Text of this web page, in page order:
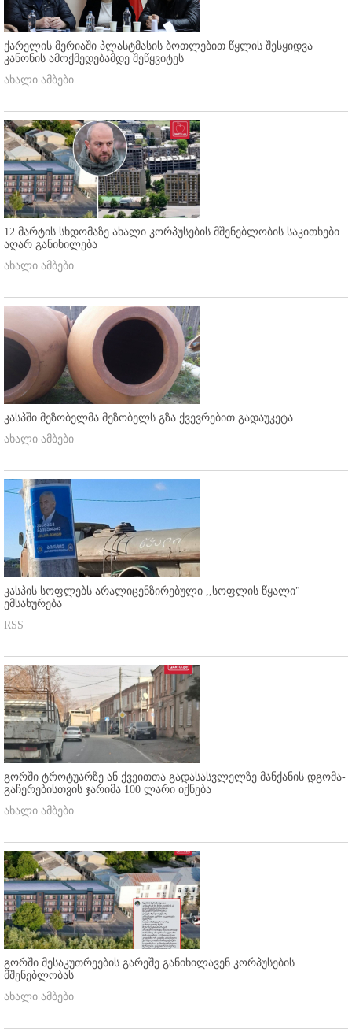
ქარელის მერიაში პლასტმასის ბოთლებით წყლის შესყიდვა
კანონის ამოქმედებამდე შეწყვიტეს
ახალი ამბები
12 მარტის სხდომაზე ახალი კორპუსების მშენებლობის საკითხები
აღარ განიხილება
ახალი ამბები
კასპში მეზობელმა მეზობელს გზა ქვევრებით გადაუკეტა
ახალი ამბები
კასპის სოფლებს არალიცენზირებული ,,სოფლის წყალი"
ემსახურება
RSS
გორში ტროტუარზე ან ქვეითთა გადასასვლელზე მანქანის დგომა-
გაჩერებისთვის ჯარიმა 100 ლარი იქნება
ახალი ამბები
გორში მესაკუთრეების გარეშე განიხილავენ კორპუსების
მშენებლობას
ახალი ამბები